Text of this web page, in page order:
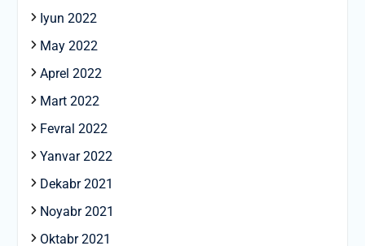
Iyun 2022
May 2022
Aprel 2022
Mart 2022
Fevral 2022
Yanvar 2022
Dekabr 2021
Noyabr 2021
Oktabr 2021